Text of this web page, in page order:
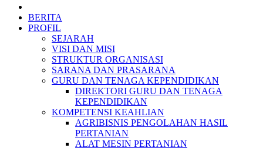
BERITA
PROFIL
SEJARAH
VISI DAN MISI
STRUKTUR ORGANISASI
SARANA DAN PRASARANA
GURU DAN TENAGA KEPENDIDIKAN
DIREKTORI GURU DAN TENAGA
KEPENDIDIKAN
KOMPETENSI KEAHLIAN
AGRIBISNIS PENGOLAHAN HASIL
PERTANIAN
ALAT MESIN PERTANIAN